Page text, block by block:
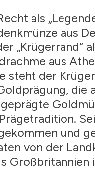
als
aus
„Krügerrand“
aus
steht der
die
und
von der
Großbritannien